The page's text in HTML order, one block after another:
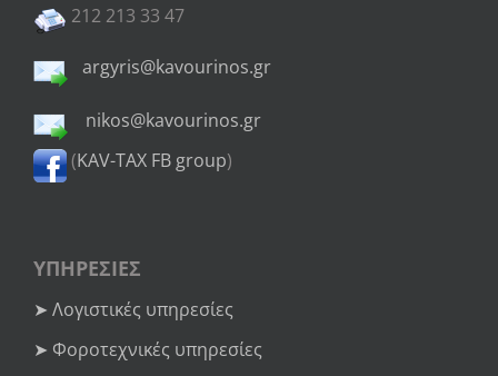
212 213 33 47
argyris@kavourinos.gr
nikos@kavourinos.gr
(KAV-TAX FB group)
ΥΠΗΡΕΣΙΕΣ
➤ Λογιστικές υπηρεσίες
➤ Φοροτεχνικές υπηρεσίες